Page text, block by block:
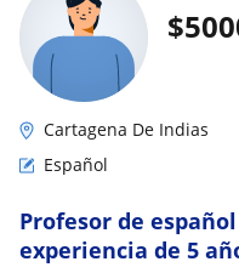
$
Cartagena De Indias
Español
Profesor de
experiencia de 5